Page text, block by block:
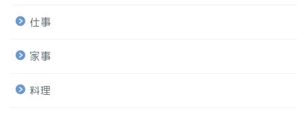
仕事
家事
料理